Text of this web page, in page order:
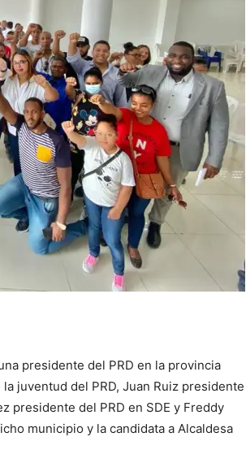
presidente del PRD en la provincia
juventud del PRD, Juan Ruiz presidente
presidente del PRD en SDE y Freddy
municipio y la candidata a Alcaldesa